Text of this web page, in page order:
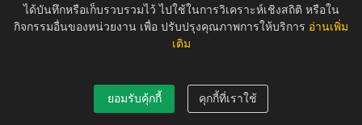
ได้บันทึกหรือเก็บรวบรวมไว้ ไปใช้ในการวิเคราะห์เชิงสถิติ หรือใน
กิจกรรมอื่นของหน่วยงาน เพื่อ ปรับปรุงคุณภาพการให้บริการ อ่านเพิ่ม
เติม
ยอมรับคุ้กกี้ คุกกี้ที่เราใช้